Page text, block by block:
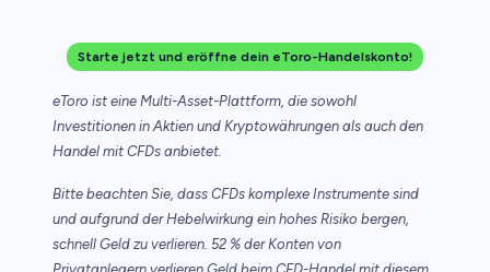
Starte jetzt und eröffne dein eToro-Handelskonto!
eToro ist eine Multi-Asset-Plattform, die sowohl
Investitionen in Aktien und Kryptowährungen als auch den
Handel mit CFDs anbietet.
Bitte beachten Sie, dass CFDs komplexe Instrumente sind
und aufgrund der Hebelwirkung ein hohes Risiko bergen,
schnell Geld zu verlieren. 52 % der Konten von